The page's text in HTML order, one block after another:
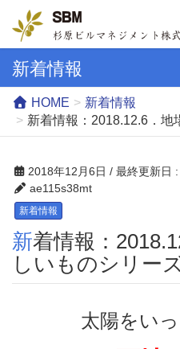
新着情報
HOME
新着情報
新着情報：2018.12.6．地
2018年12月6日 / 最終更新日 :
ae115s38mt
新着情報
新着情報：2018.12.6．地場の美味
しいものシリー
太陽をい